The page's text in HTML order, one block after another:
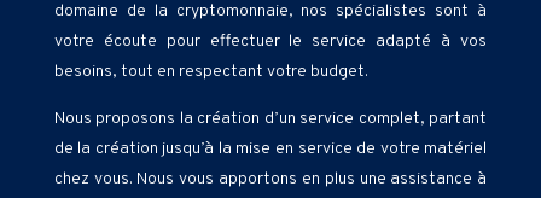
domaine de la cryptomonnaie, nos spécialistes sont à
votre écoute pour effectuer le service adapté à vos
besoins, tout en respectant votre budget.
Nous proposons la création d’un service complet, partant
de la création jusqu’à la mise en service de votre matériel
chez vous. Nous vous apportons en plus une assistance à